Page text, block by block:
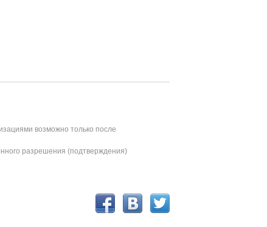
возможно только после
разрешения (подтверждения)